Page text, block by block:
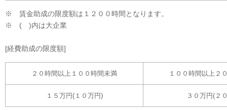
※ 賃金助成の限度額は１２００時間となります。
※ ( )内は大企業
[経費助成の限度額]
２０時間以上１００時間未満 １００時間以上２
１５万円(１０万円) ３０万円(２